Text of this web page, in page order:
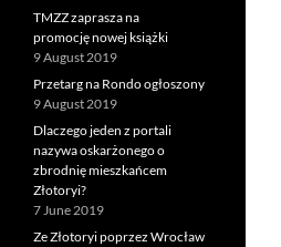
TMZZ zaprasza na
promocję nowej książki
9 August 2019
Przetarg na Rondo ogłoszony
9 August 2019
Dlaczego jeden z portali
nazywa oskarżonego o
zbrodnię mieszkańcem
Złotoryi?
7 June 2019
Ze Złotoryi poprzez Wrocław